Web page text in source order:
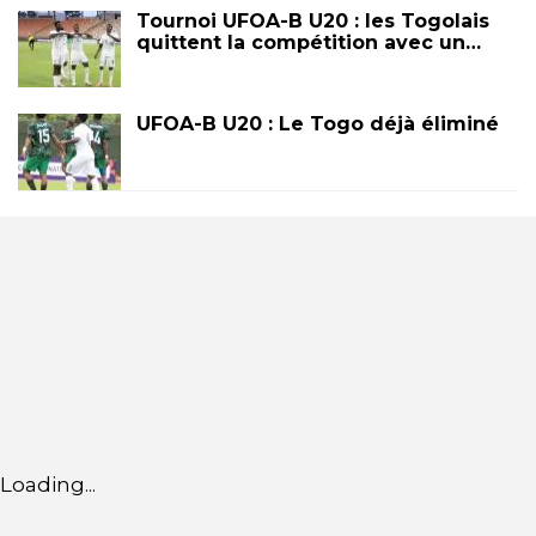
Tournoi UFOA-B U20 : les Togolais
quittent la compétition avec un…
UFOA-B U20 : Le Togo déjà éliminé
Loading...